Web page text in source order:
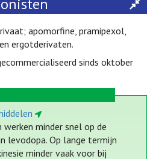
apomorfine, pramipexol,
ergotderivaten.
sinds oktober
minder snel op de
levodopa. Op lange termijn
minder vaak voor bij